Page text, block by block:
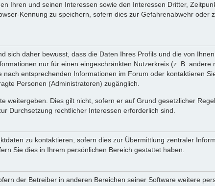
Ihren und seinen Interessen sowie den Interessen Dritter,
Kennung zu speichern, sofern dies zur Gefahrenabwehr oder
sich daher bewusst, dass die Daten Ihres Profils und die von
nur für einen eingeschränkten Nutzerkreis (z. B. andere
entsprechenden Informationen im Forum oder kontaktieren
Personen (Administratoren) zugänglich.
weitergeben. Dies gilt nicht, sofern er auf Grund gesetzlicher
Durchsetzung rechtlicher Interessen erforderlich sind.
zu kontaktieren, sofern dies zur Übermittlung zentraler
Sie dies in Ihrem persönlichen Bereich gestattet haben.
der Betreiber in anderen Bereichen seiner Software weitere